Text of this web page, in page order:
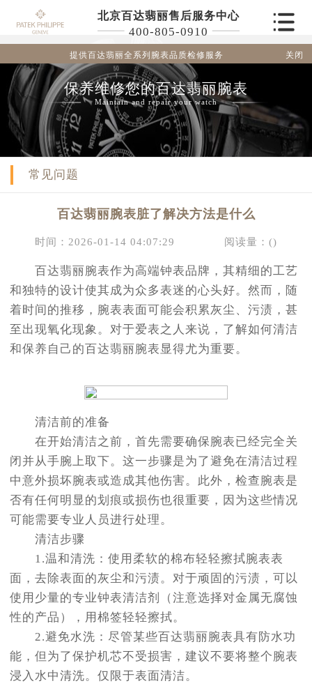
北京百达翡丽售后服务中心
400-805-0910
提供百达翡丽全系列腕表品质检修服务 关闭
保养维修您的百达翡丽腕表
Maintain and repair your watch
常见问题
百达翡丽腕表脏了解决方法是什么
时间：2026-01-14 04:07:29 阅读量：()
百达翡丽腕表作为高端钟表品牌，其精细的工艺
和独特的设计使其成为众多表迷的心头好。然而，随
着时间的推移，腕表表面可能会积累灰尘、污渍，甚
至出现氧化现象。对于爱表之人来说，了解如何清洁
和保养自己的百达翡丽腕表显得尤为重要。
清洁前的准备
在开始清洁之前，首先需要确保腕表已经完全关
闭并从手腕上取下。这一步骤是为了避免在清洁过程
中意外损坏腕表或造成其他伤害。此外，检查腕表是
否有任何明显的划痕或损伤也很重要，因为这些情况
可能需要专业人员进行处理。
清洁步骤
1.温和清洗：使用柔软的棉布轻轻擦拭腕表表
面，去除表面的灰尘和污渍。对于顽固的污渍，可以
使用少量的专业钟表清洁剂（注意选择对金属无腐蚀
性的产品），用棉签轻轻擦拭。
2.避免水洗：尽管某些百达翡丽腕表具有防水功
能，但为了保护机芯不受损害，建议不要将整个腕表
浸入水中清洗。仅限于表面清洁。